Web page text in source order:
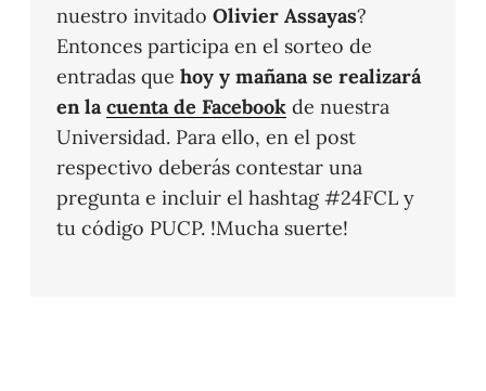
nuestro invitado Olivier Assayas?
Entonces participa en el sorteo de
entradas que hoy y mañana se realizará
en lacuenta de Facebook de nuestra
Universidad. Para ello, en el post
respectivo deberás contestar una
pregunta e incluir el hashtag #24FCL y
tu código PUCP. !Mucha suerte!